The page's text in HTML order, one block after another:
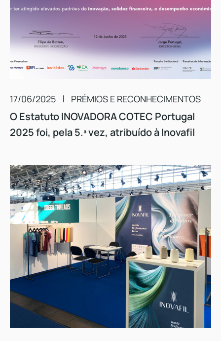
17/06/2025 PRÉMIOS E RECONHECIMENTOS
O Estatuto INOVADORA COTEC Portugal
2025 foi, pela 5.ª vez, atribuído à Inovafil